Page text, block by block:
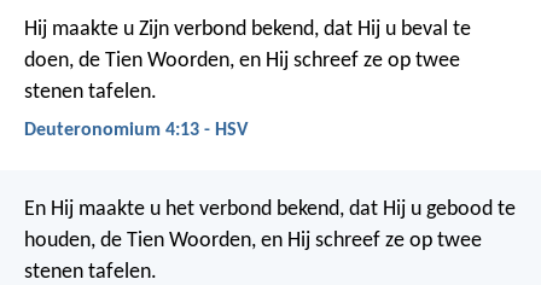
Hij maakte u Zijn verbond bekend, dat Hij u beval te
doen, de Tien Woorden, en Hij schreef ze op twee
stenen tafelen.
Deuteronomium 4:13 - HSV
En Hij maakte u het verbond bekend, dat Hij u gebood te
houden, de Tien Woorden, en Hij schreef ze op twee
stenen tafelen.